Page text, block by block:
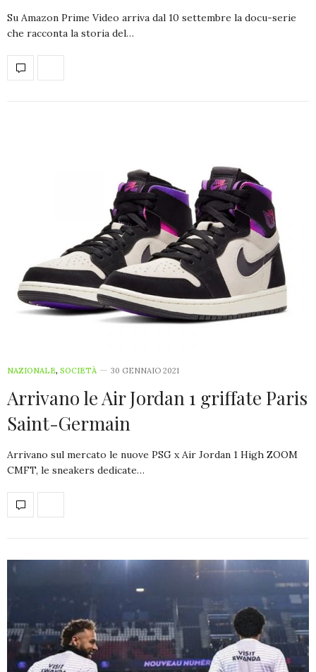
Su Amazon Prime Video arriva dal 10 settembre la docu-serie
che racconta la storia del…
NAZIONALE, SOCIETÀ 30 GENNAIO 2021
Arrivano le Air Jordan 1 griffate Paris
Saint-Germain
Arrivano sul mercato le nuove PSG x Air Jordan 1 High ZOOM
CMFT, le sneakers dedicate…